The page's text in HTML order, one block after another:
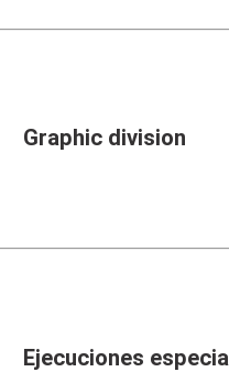
Graphic division
Ejecuciones